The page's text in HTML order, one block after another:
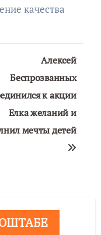
качества
Алексей
Беспрозванных
к акции
Елка желаний и
мечты детей